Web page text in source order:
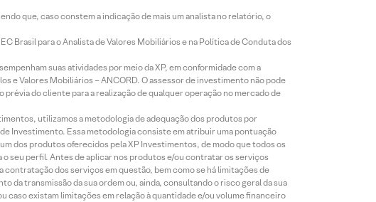
que, caso constem a indicação de mais um analista no relatório, o
Brasil para o Analista de Valores Mobiliários e na Política de Conduta dos
suas atividades por meio da XP, em conformidade com a
e Valores Mobiliários – ANCORD. O assessor de investimento não pode
do cliente para a realização de qualquer operação no mercado de
utilizamos a metodologia de adequação dos produtos por
Investimento. Essa metodologia consiste em atribuir uma pontuação
dos produtos oferecidos pela XP Investimentos, de modo que todos os
seu perfil. Antes de aplicar nos produtos e/ou contratar os serviços
dos serviços em questão, bem como se há limitações de
da transmissão da sua ordem ou, ainda, consultando o risco geral da sua
caso existam limitações em relação à quantidade e/ou volume financeiro